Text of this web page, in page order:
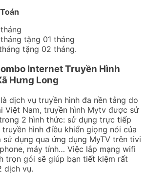
tặng 01 tháng
tặng 02 tháng.
Internet Truyền Hình
Hưng Long
dịch vụ truyền hình đa nền tảng do
Việt Nam, truyền hình Mytv được sử
2 hình thức: sử dụng trực tiếp
hình điều khiển giọng nói của
sử dụng qua ứng dụng MyTV trên tivi
máy tính… Việc lắp mạng wifi
trọn gói sẽ giúp bạn tiết kiệm rất
dịch vụ.